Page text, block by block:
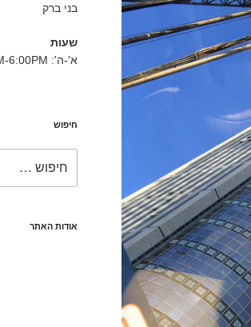
בני ברק
שעות
א'-ה': 8:30AM-6:00PM
חיפוש
אודות האתר